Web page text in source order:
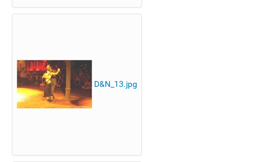
D&N_13.jpg